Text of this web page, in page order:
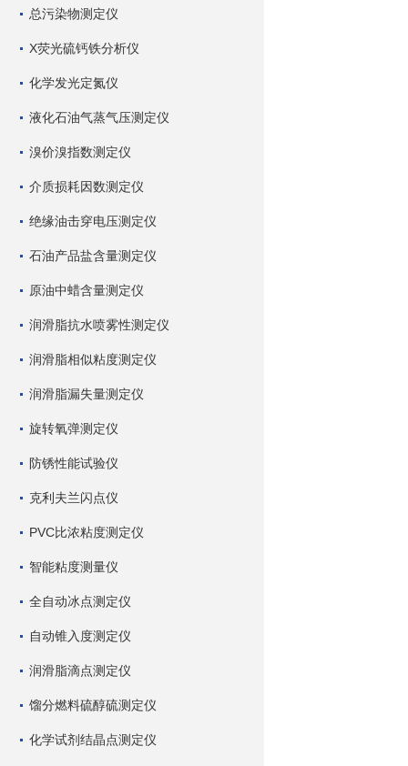
总污染物测定仪
X荧光硫钙铁分析仪
化学发光定氮仪
液化石油气蒸气压测定仪
溴价溴指数测定仪
介质损耗因数测定仪
绝缘油击穿电压测定仪
石油产品盐含量测定仪
原油中蜡含量测定仪
润滑脂抗水喷雾性测定仪
润滑脂相似粘度测定仪
润滑脂漏失量测定仪
旋转氧弹测定仪
防锈性能试验仪
克利夫兰闪点仪
PVC比浓粘度测定仪
智能粘度测量仪
全自动冰点测定仪
自动锥入度测定仪
润滑脂滴点测定仪
馏分燃料硫醇硫测定仪
化学试剂结晶点测定仪